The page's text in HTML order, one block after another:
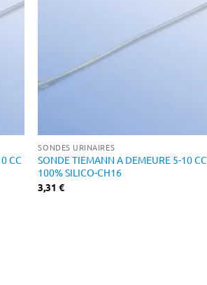
CC
SONDES URINAIRES
SONDE TIEMANN A DEMEURE 5-10 CC
100% SILICO-CH16
3,31€